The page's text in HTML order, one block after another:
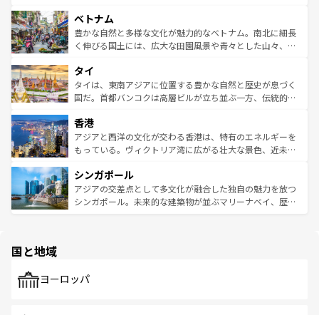
参照してほしい。
容にもいいと評判のスイーツなど、バラエティ豊かな料理
が味わえる。 なお、新着の台湾情報は コンテンツ一覧を参
照してほしい。
き、地方に足を延ばせば四季折々の自然美を楽しむことが
できる。そして、キムチや焼肉、絶品のストリートフード
まで、さまざまな韓国料理が待っている。夜には、韓国な
リティに包まれながら、韓国の多彩な魅力を心ゆくまで味
わってみてほしい。 なお、新着の韓国情報はコンテンツ一
覧を参照してほしい。
ベトナム
豊かな自然と多様な文化が魅力的なベトナム。南北に細長
く伸びる国土には、広大な田園風景や青々とした山々、世
急速な発展と共に伝統が息づく。ハノイの古い町並みやホ
ーチミン市のフランス統治時代の建物も、独特の雰囲気を
醸し出している。また、バラエティの豊かさとおいしさで
とつ。フォーやバインミー、ベトナムコーヒーなどは、ぜ
ひ現地で味わいたい。どの地域を訪れてもあたたかい人々
が旅行者を迎えてくれるので、きっと忘れられない旅にな
参照してほしい。
タイ
タイは、東南アジアに位置する豊かな自然と歴史が息づく
国だ。首都バンコクは高層ビルが立ち並ぶ一方、伝統的な
の活気が交差している。北部ではチェンマイなどの山岳地
帯で自然と触れ合い、南部ではプーケットやクラビの美し
いビーチでリゾート気分を楽しむことができる。タイ料理
激する。気候は一年中温暖で、どの季節にも異なる楽しみ
が待っている。親しみやすいタイの人々、仏教を中心とし
た文化、そして多様な観光資源が、訪れる旅人を魅了し続
香港
アジアと西洋の文化が交わる香港は、特有のエネルギーを
もっている。ヴィクトリア湾に広がる壮大な景色、近未来
み、どこを訪れても感動するはず。観光スポットが密集し
ており、効率よく見どころを回れるのも魅力。息をのむよ
うな絶景から文化的な体験まで、香港を存分に楽しみ尽く
シンガポール
アジアの交差点として多文化が融合した独自の魅力を放つ
シンガポール。未来的な建築物が並ぶマリーナベイ、歴史
で、ホーカーズは地元の風情を楽しめる外せないスポット
国と地域
ヨーロッパ